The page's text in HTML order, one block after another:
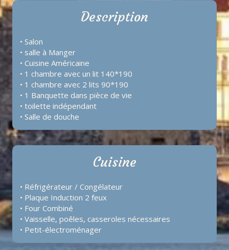
Description
• Salon
• salle à Manger
• Cuisine Américaine
• 1 chambre avec un lit 140*190
• 1 chambre avec 2 lits 90*190
• 1 Banquette dans pièce de vie
• toilette indépendant
• Salle de douche
Cuisine
• Réfrigérateur / Congélateur
• Plaque Induction 2 feux
• Four Combiné
• Vaisselle, poêles, casseroles nécessaires
• Petit-électroménager